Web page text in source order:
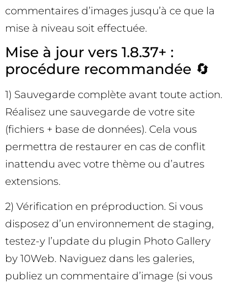
commentaires d’images jusqu’à ce que la
mise à niveau soit effectuée.
Mise à jour vers 1.8.37+ :
procédure recommandée 🔄
1) Sauvegarde complète avant toute action.
Réalisez une sauvegarde de votre site
(fichiers + base de données). Cela vous
permettra de restaurer en cas de conflit
inattendu avec votre thème ou d’autres
extensions.
2) Vérification en préproduction. Si vous
disposez d’un environnement de staging,
testez-y l’update du plugin Photo Gallery
by 10Web. Naviguez dans les galeries,
publiez un commentaire d’image (si vous